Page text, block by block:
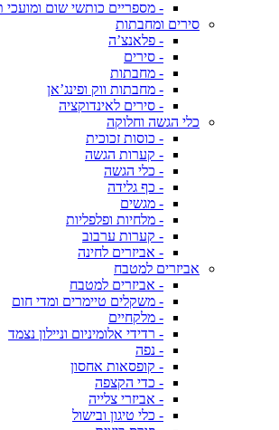
- מספריים כותשי שום ומועכי
סירים ומחבתות
- פלאנצ’ה
- סירים
- מחבתות
- מחבתות ווק ופינג’אן
- סירים לאינדוקציה
כלי הגשה וחלוקה
- כוסות זכוכית
- קערות הגשה
- כלי הגשה
- כף גלידה
- מגשים
- מלחיות ופלפליות
- קערות ערבוב
- אביזרים לחינה
אביזרים למטבח
- אביזרים למטבח
- משקלים טיימרים ומדי חום
- מלקחיים
- רדידי אלומיניום וניילון נצמד
- נפה
- קופסאות אחסון
- כדי הקצפה
- אביזרי צלייה
- כלי טיגון ובישול